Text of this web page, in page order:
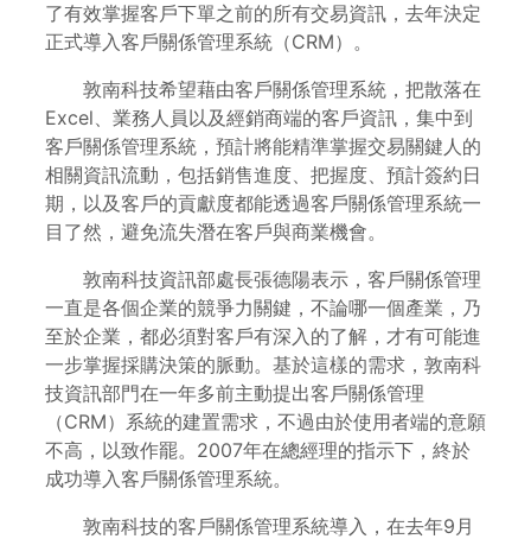
了有效掌握客戶下單之前的所有交易資訊，去年決定
正式導入客戶關係管理系統（CRM）。
敦南科技希望藉由客戶關係管理系統，把散落在
Excel、業務人員以及經銷商端的客戶資訊，集中到
客戶關係管理系統，預計將能精準掌握交易關鍵人的
相關資訊流動，包括銷售進度、把握度、預計簽約日
期，以及客戶的貢獻度都能透過客戶關係管理系統一
目了然，避免流失潛在客戶與商業機會。
敦南科技資訊部處長張德陽表示，客戶關係管理
一直是各個企業的競爭力關鍵，不論哪一個產業，乃
至於企業，都必須對客戶有深入的了解，才有可能進
一步掌握採購決策的脈動。基於這樣的需求，敦南科
技資訊部門在一年多前主動提出客戶關係管理
（CRM）系統的建置需求，不過由於使用者端的意願
不高，以致作罷。2007年在總經理的指示下，終於
成功導入客戶關係管理系統。
敦南科技的客戶關係管理系統導入，在去年9月